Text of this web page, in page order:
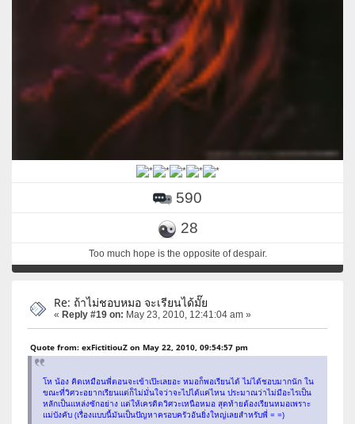
590
28
Too much hope is the opposite of despair.
Re: ถ้าไม่ชอบหมอ จะเรียนได้มั๊ย
« Reply #19 on: May 23, 2010, 12:41:04 am »
Quote from: exFictitiouZ on May 22, 2010, 09:54:57 pm
โห น้อง คิดเหมือนพี่ตอนจะเข้าเป๊ะเลยอะ หมอก็พอเรียนได้ ไม่ได้ชอบมากนัก ใน
ขณะที่วิศวะอยากเรียนแต่ก็ไม่มั่นใจว่าจะไปได้แค่ไหน ประมาณว่าไม่มีอะไรเป็น
หลักเป็นแหล่งซักอย่าง แต่ให้เครดิตวิศวะเหนือหมอ สุดท้ายต้องเรียนหมอเพราะ
แม่บังคับ (เรื่องแบบนี้มันเป็นปัญหาครอบครัวอันยิ่งใหญ่เลยสำหรับพี่ = =)